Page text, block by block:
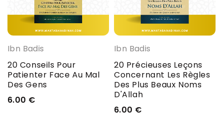
Ibn Badis
20 Conseils Pour
Patienter Face Au Mal
Des Gens
6.00 €
Ibn Badis
20 Précieuses Leçons
Concernant Les Règles
Des Plus Beaux Noms
D'Allah
6.00 €